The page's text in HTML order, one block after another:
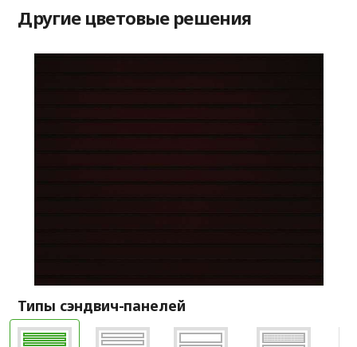
Другие цветовые решения
Типы сэндвич-панелей